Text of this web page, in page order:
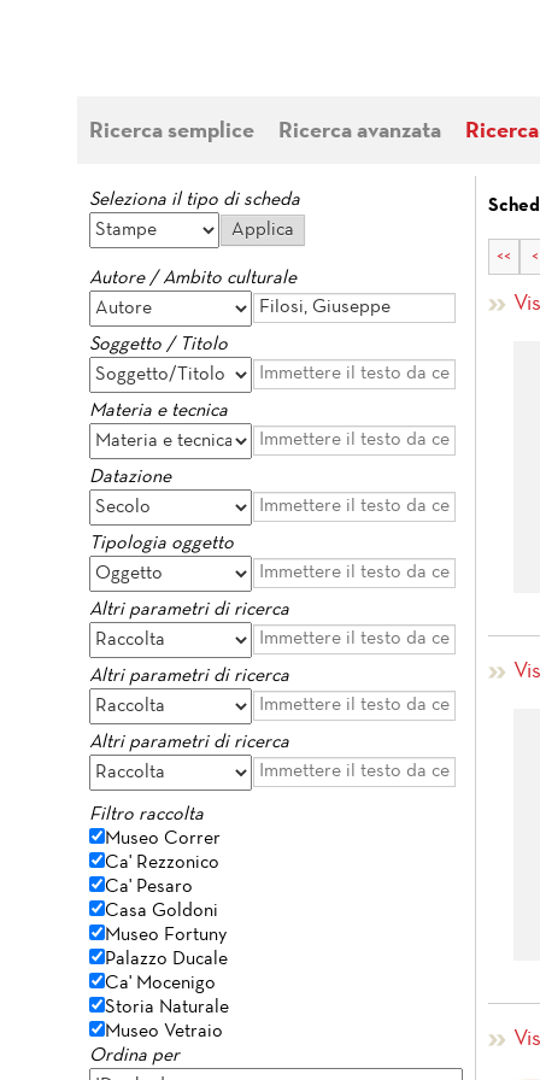
Ricerca semplice Ricerca avanzata
Seleziona il tipo di scheda
Autore / Ambito culturale
Soggetto / Titolo
Materia e tecnica
Datazione
Tipologia oggetto
Altri parametri di ricerca
Altri parametri di ricerca
Altri parametri di ricerca
Filtro raccolta
Museo Correr
Ca' Rezzonico
Ca' Pesaro
Casa Goldoni
Museo Fortuny
Palazzo Ducale
Ca' Mocenigo
Storia Naturale
Museo Vetraio
Ordina per
<< <